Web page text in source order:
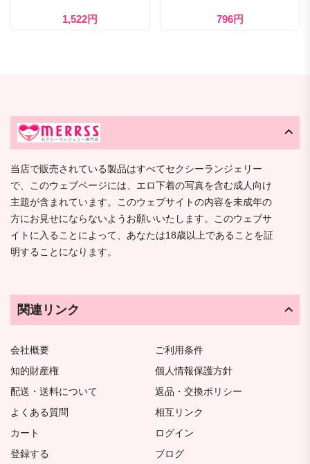
1,522円 796円
当店で販売されている製品はすべてセクシーランジェリー
で、このウェブページには、エロ下着の写真を含む成人向け
主題が含まれています。このウェブサイトの内容を未成年の
方にお見せにならないようお願いいたします。このウェブサ
イトに入ることによって、あなたは18歳以上であることを証
明することになります。
関連リンク
会社概要
ご利用条件
知的財産権
個人情報保護方針
配送・送料について
返品・交換ポリシー
よくある質問
相互リンク
カート
ログイン
登録する
ブログ